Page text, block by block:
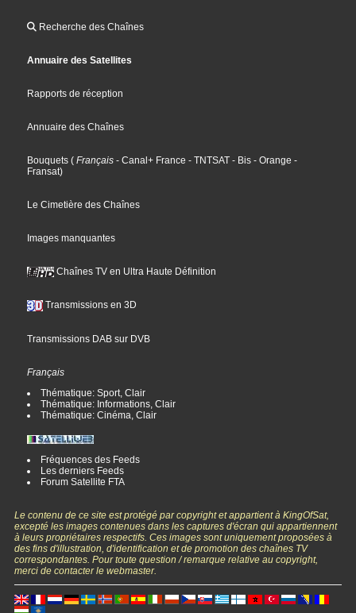
Recherche des Chaînes
Annuaire des Satellites
Rapports de réception
Annuaire des Chaînes
Bouquets ( Français - Canal+ France - TNTSAT - Bis - Orange -
Fransat)
Le Cimetière des Chaînes
Images manquantes
Chaînes TV en Ultra Haute Définition
Transmissions en 3D
Transmissions DAB sur DVB
Français
Thématique: Sport, Clair
Thématique: Informations, Clair
Thématique: Cinéma, Clair
Fréquences des Feeds
Les derniers Feeds
Forum Satellite FTA
Le contenu de ce site est protégé par copyright et appartient à KingOfSat,
excepté les images contenues dans les captures d'écran qui appartiennent
à leurs propriétaires respectifs. Ces images sont uniquement proposées à
des fins d'illustration, d'identification et de promotion des chaînes TV
correspondantes. Pour toute question / remarque relative au copyright,
merci de contacter le webmaster.